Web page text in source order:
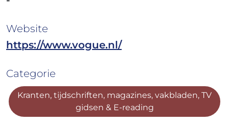
Website
https://www.vogue.nl/
Categorie
Kranten, tijdschriften, magazines, vakbladen, TV
gidsen & E-reading